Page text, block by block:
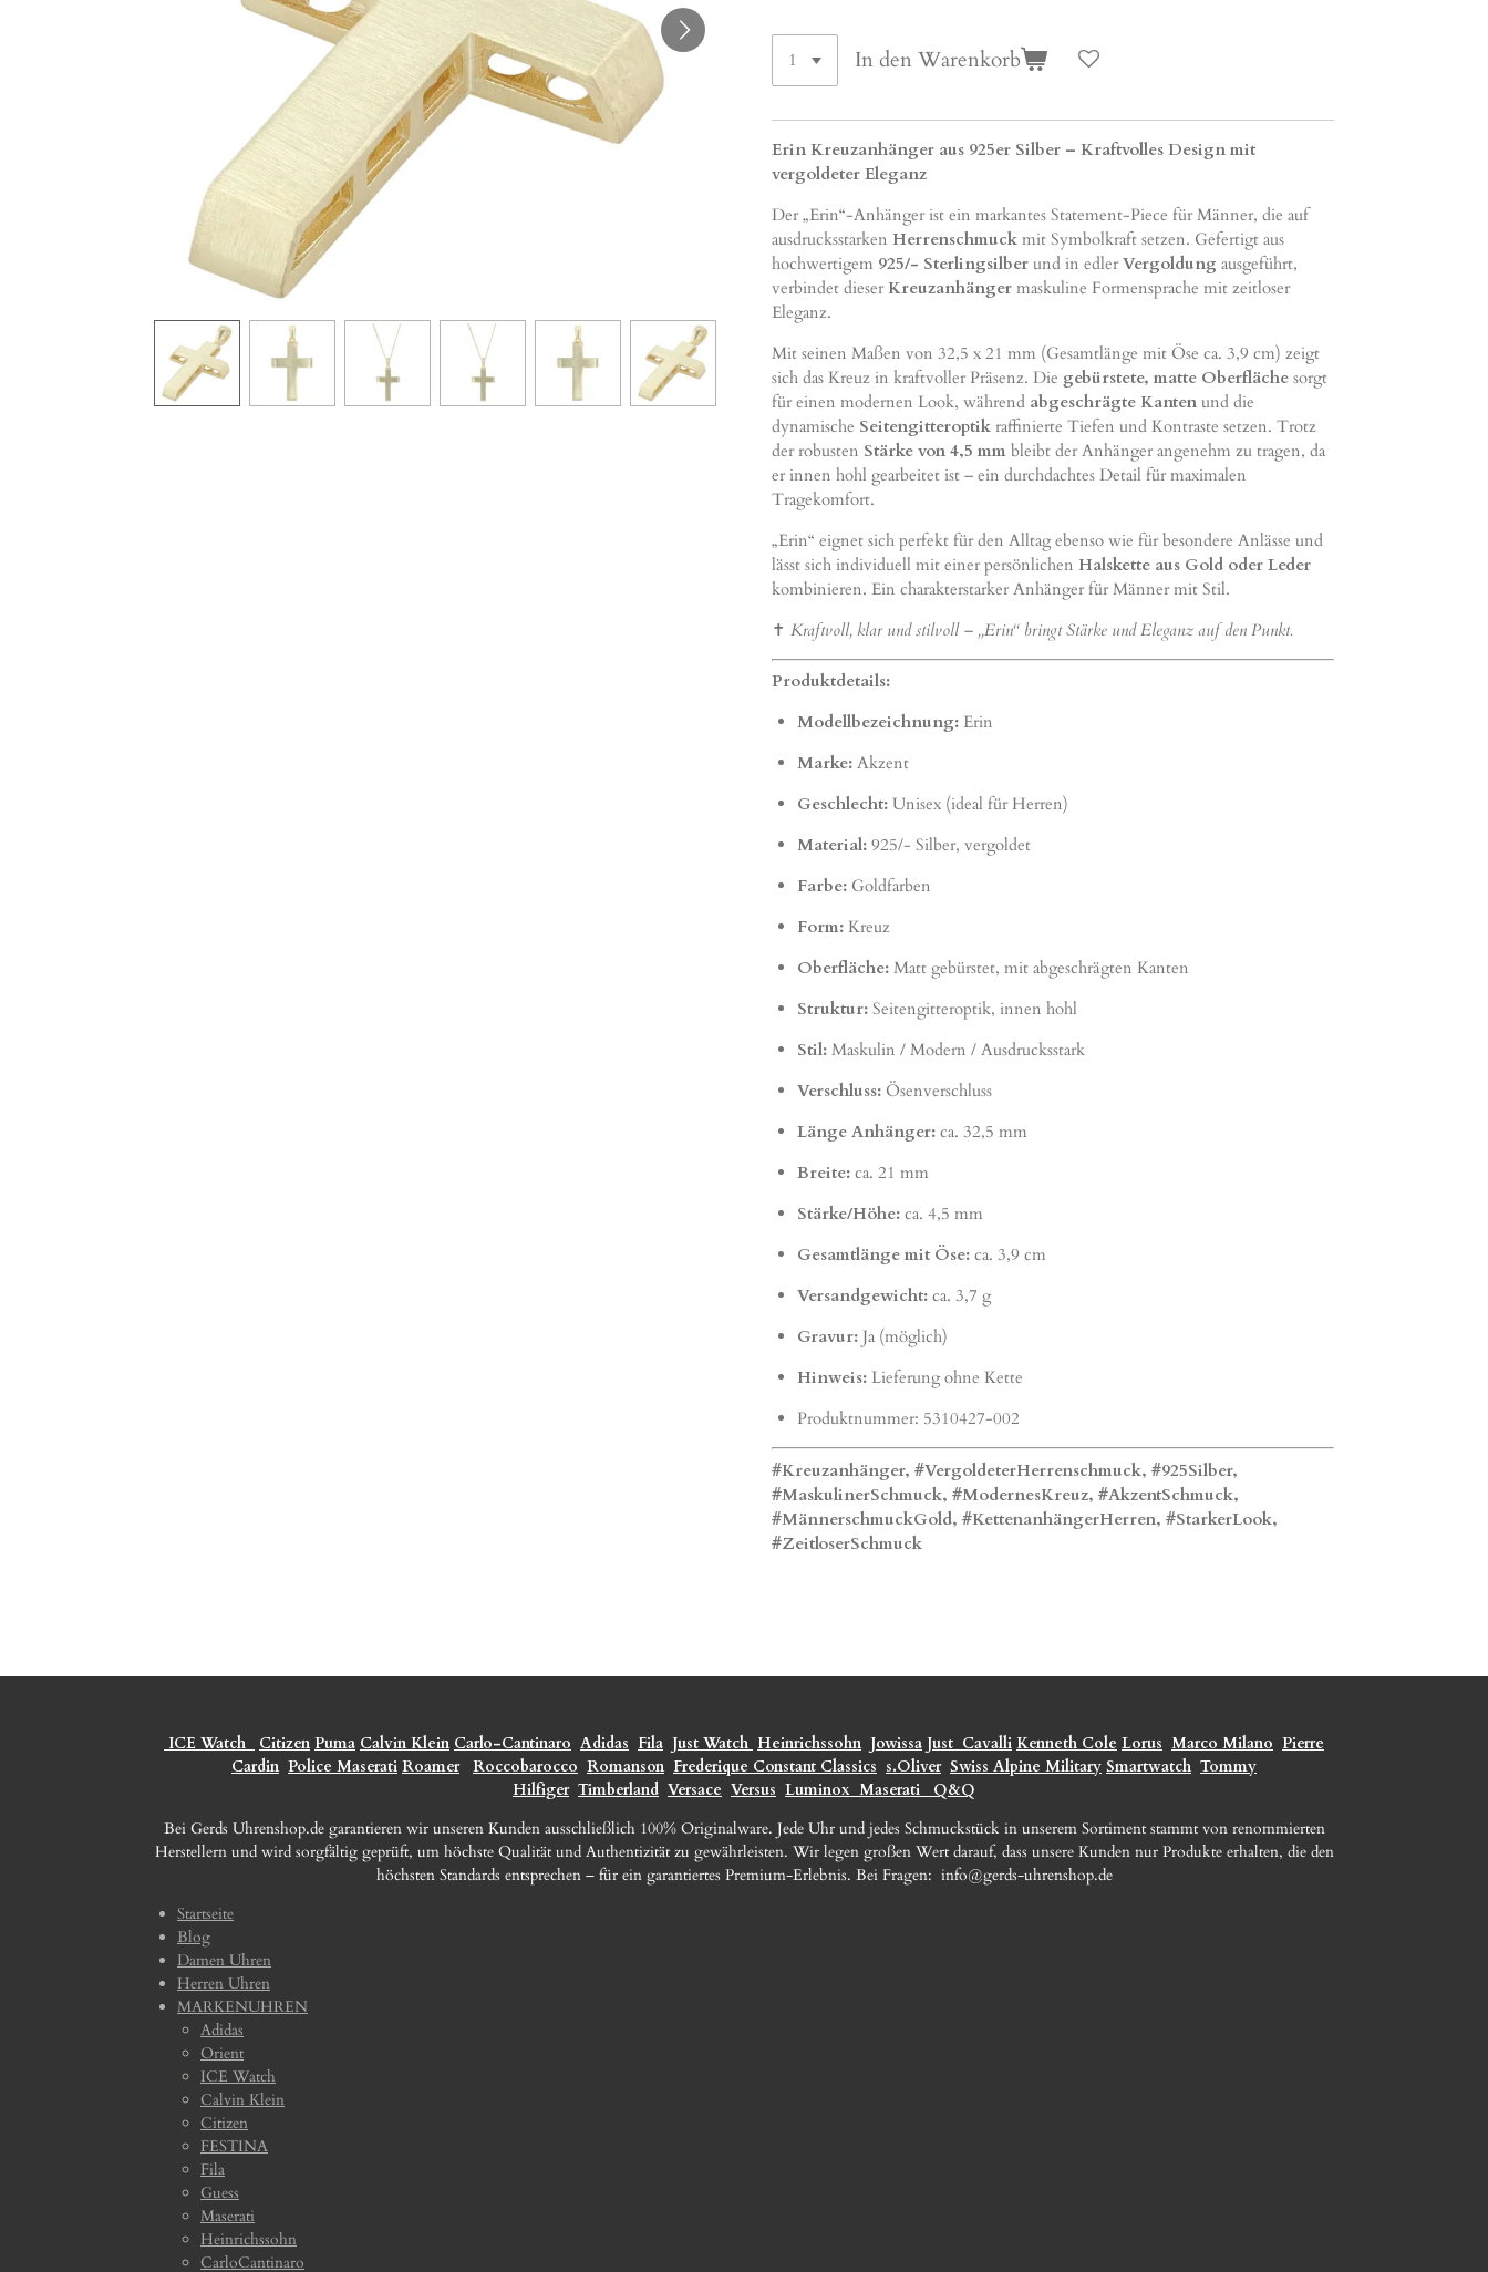
In den Warenkorb
Erin Kreuzanhänger aus 925er Silber – Kraftvolles Design mit
vergoldeter Eleganz
Der „Erin“-Anhänger ist ein markantes Statement-Piece für Männer, die auf
ausdrucksstarken Herrenschmuck mit Symbolkraft setzen. Gefertigt aus
hochwertigem 925/- Sterlingsilber und in edlerVergoldung ausgeführt,
verbindet dieserKreuzanhänger maskuline Formensprache mit zeitloser
Eleganz.
Mit seinen Maßen von 32,5 x 21 mm (Gesamtlänge mit Öse ca. 3,9 cm) zeigt
sich das Kreuz in kraftvoller Präsenz. Die gebürstete, matte Oberfläche sorgt
für einen modernen Look, während abgeschrägte Kanten und die
dynamische Seitengitteroptik raffinierte Tiefen und Kontraste setzen. Trotz
der robusten Stärke von 4,5 mm bleibt der Anhänger angenehm zu tragen, da
er innen hohl gearbeitet ist – ein durchdachtes Detail für maximalen
Tragekomfort.
„Erin“ eignet sich perfekt für den Alltag ebenso wie für besondere Anlässe und
lässt sich individuell mit einer persönlichen Halskette aus Gold oder Leder
kombinieren. Ein charakterstarker Anhänger für Männer mit Stil.
✝️ Kraftvoll, klar und stilvoll – „Erin“ bringt Stärke und Eleganz auf den Punkt.
Produktdetails:
Modellbezeichnung:Erin
Marke:Akzent
Geschlecht:Unisex (ideal für Herren)
Material:925/- Silber, vergoldet
Farbe:Goldfarben
Form:Kreuz
Oberfläche:Matt gebürstet, mit abgeschrägten Kanten
Struktur:Seitengitteroptik, innen hohl
Stil:Maskulin / Modern / Ausdrucksstark
Verschluss:Ösenverschluss
Länge Anhänger:ca. 32,5 mm
Breite:ca. 21 mm
Stärke/Höhe:ca. 4,5 mm
Gesamtlänge mit Öse:ca. 3,9 cm
Versandgewicht:ca. 3,7 g
Gravur:Ja (möglich)
Hinweis:Lieferung ohne Kette
Produktnummer: 5310427-002
#Kreuzanhänger, #VergoldeterHerrenschmuck, #925Silber,
#MaskulinerSchmuck, #ModernesKreuz, #AkzentSchmuck,
#MännerschmuckGold, #KettenanhängerHerren, #StarkerLook,
#ZeitloserSchmuck
ICE Watch Citizen Puma Calvin Klein Carlo-Cantinaro Adidas Fila Just Watch Heinrichssohn Jowissa Just Cavalli Kenneth Cole Lorus Marco Milano Pierre
Cardin Police Maserati Roamer Roccobarocco Romanson Frederique Constant Classics s.Oliver Swiss Alpine Military Smartwatch Tommy
Hilfiger Timberland Versace Versus Luminox Maserati
Q&Q
Bei Gerds Uhrenshop.de garantieren wir unseren Kunden ausschließlich 100% Originalware. Jede Uhr und jedes Schmuckstück in unserem Sortiment stammt von renommierten
Herstellern und wird sorgfältig geprüft, um höchste Qualität und Authentizität zu gewährleisten. Wir legen großen Wert darauf, dass unsere Kunden nur Produkte erhalten, die den
höchsten Standards entsprechen – für ein garantiertes Premium-Erlebnis. Bei Fragen: info@gerds-uhrenshop.de
Startseite
Blog
Damen Uhren
Herren Uhren
MARKENUHREN
Adidas
Orient
ICE Watch
Calvin Klein
Citizen
FESTINA
Fila
Guess
Maserati
Heinrichssohn
CarloCantinaro